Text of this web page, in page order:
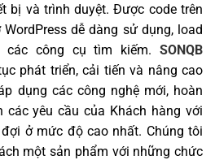
bị và trình duyệt. Được code trên
dễ dàng sử dụng, load
công cụ tìm kiếm. SONQB
phát triển, cải tiến và nâng cao
dụng các công nghệ mới, hoàn
các yêu cầu của Khách hàng với
ở mức độ cao nhất. Chúng tôi
một sản phẩm với những chức